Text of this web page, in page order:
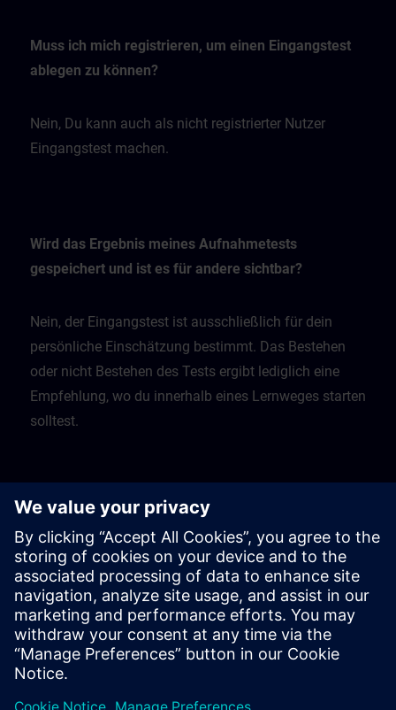
Muss ich mich registrieren, um einen Eingangstest
ablegen zu können?
Nein, Du kann auch als nicht registrierter Nutzer
Eingangstest machen.
Wird das Ergebnis meines Aufnahmetests
gespeichert und ist es für andere sichtbar?
Nein, der Eingangstest ist ausschließlich für dein
persönliche Einschätzung bestimmt. Das Bestehen
oder nicht Bestehen des Tests ergibt lediglich eine
Empfehlung, wo du innerhalb eines Lernweges starten
solltest.
Was soll ich tun, wenn ich einen Test nicht
bestanden habe?
Die Tests geben dir dann eine Empfehlung, mit
welchem vorgeschaltetem Kurs du dein Lernen
beginnen solltest.